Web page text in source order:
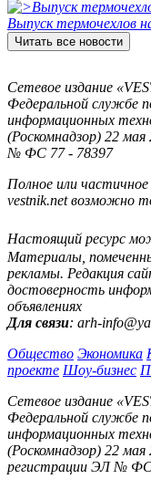
Выпуск термочехлов
Читать все новости
Сетевое издание
Федеральной службе
информационных
(Роскомнадзор) 22
№ ФС 77 - 78397
Полное или
vestnik.net возможно
Настоящий ресурс
Материалы,
рекламы. Редакция
достоверность
объявлениях
Для связи: arh-
Общество Экономика
проекте Шоу-бизнес
Сетевое издание
Федеральной службе
информационных
(Роскомнадзор) 22
регистрации ЭЛ № ФС